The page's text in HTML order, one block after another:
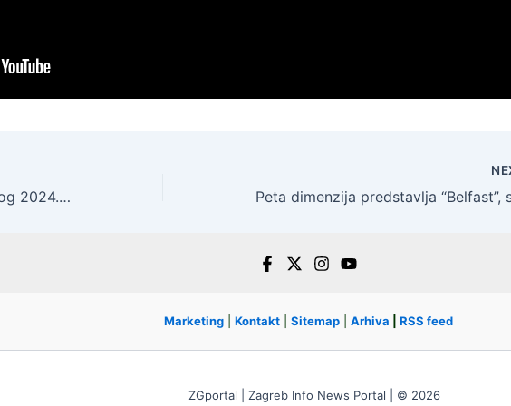
Vaterpolo od subote, 9. studenog 2024. godine, ima značajno promijenjena pravila | Smanjuje se duljina igrališta i napada, a uvodi se “challenge”
Marketing| Kontakt| Sitemap| Arhiva RSS feed
ZGportal | Zagreb Info News Portal | © 2026